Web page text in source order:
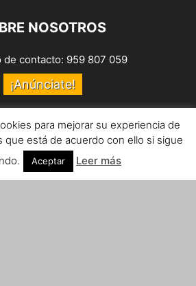
NOSOTROS
de contacto: 959 807 059
¡Anúnciate!
prensa a: prensa@huelvacosta.com
info@huelvacosta.com
para mejorar su experiencia de
que está de acuerdo con ello si sigue
Aceptar Leer más